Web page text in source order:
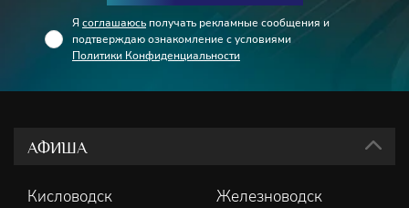
Я соглашаюсь получать рекламные сообщения и
подтверждаю ознакомление с условиями
Политики Конфиденциальности
АФИША
Кисловодск
Железноводск